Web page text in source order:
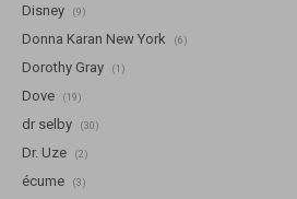
Disney (9)
Donna Karan New York (6)
Dorothy Gray (1)
Dove (19)
dr selby (30)
Dr. Uze (2)
écume (3)